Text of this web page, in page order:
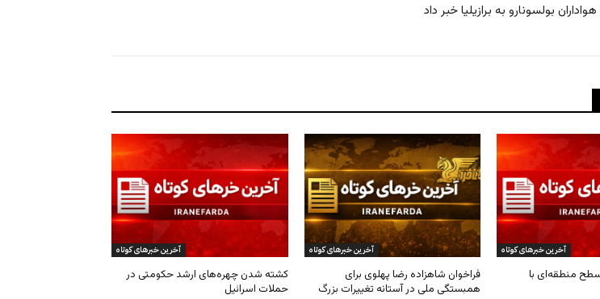
آخرین خبرهای کوتاه
کشته شدن چهره‌های ارشد حکومتی در
حملات اسرائیل
آخرین خبرهای کوتاه
فراخوان شاهزاده رضا پهلوی برای
همبستگی ملی در آستانه تغییرات بزرگ
آخرین خبرهای کوتاه
منطقه‌ای با